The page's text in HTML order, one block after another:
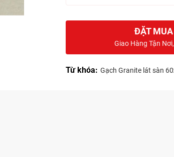
ĐẶT
Giao Hàng Tận
Từ khóa: Gạch Granite lát sàn